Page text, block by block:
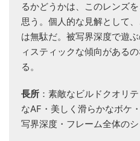
るかどうかは、このレンズ
思う。個人的な見解として
は無駄だ。被写界深度で遊
ィスティックな傾向がある
る。
長所 ：素敵なビルドクオリ
なAF・美しく滑らかなボケ
写界深度・フレーム全体の